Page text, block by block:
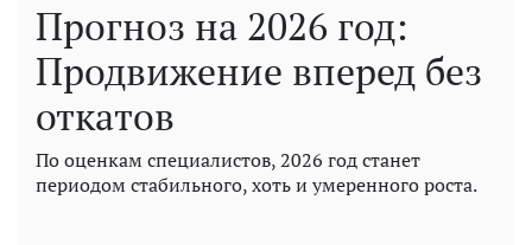
Прогноз на 2026 год:
Продвижение вперед без
откатов
По оценкам специалистов, 2026 год станет
периодом стабильного, хоть и умеренного роста.